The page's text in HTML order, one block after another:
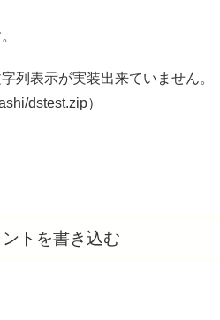
列表示が実装出来ていません。
dstest.zip）
トを書き込む